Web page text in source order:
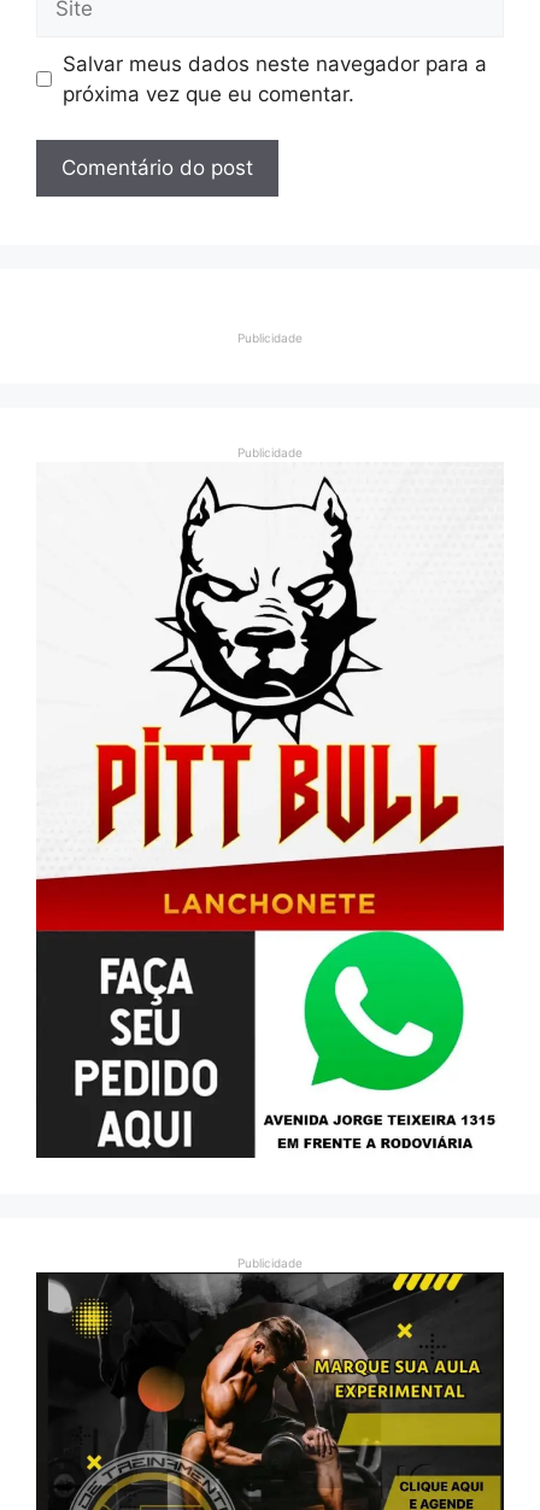
Salvar meus dados neste navegador para a
próxima vez que eu comentar.
Publicidade
Publicidade
Publicidade